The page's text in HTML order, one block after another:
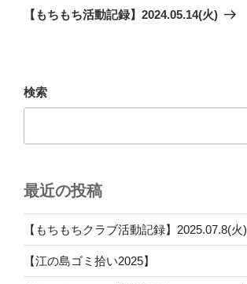
ゲ
ン
の
【もちもち活動記録】2024.05.14(火)
検索
最近の投稿
【もちもちクラブ活動記録】2025.07.8(火)
【江の島ゴミ拾い2025】